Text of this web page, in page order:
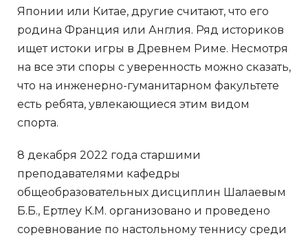
Японии или Китае, другие считают, что его
родина Франция или Англия. Ряд историков
ищет истоки игры в Древнем Риме. Несмотря
на все эти споры с уверенность можно сказать,
что на инженерно-гуманитарном факультете
есть ребята, увлекающиеся этим видом
спорта.
8 декабря 2022 года старшими
преподавателями кафедры
общеобразовательных дисциплин Шалаевым
Б.Б., Ертлеу К.М. организовано и проведено
соревнование по настольному теннису среди